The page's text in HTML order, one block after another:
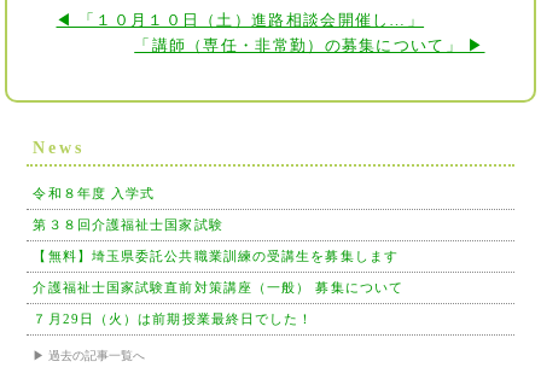
◀ 「１０月１０日（土）進路相談会開催し…」
「講師（専任・非常勤）の募集について」 ▶
News
令和８年度 入学式
第３８回介護福祉士国家試験
【無料】埼玉県委託公共職業訓練の受講生を募集します
介護福祉士国家試験直前対策講座（一般） 募集について
７月29日（火）は前期授業最終日でした！
▶ 過去の記事一覧へ